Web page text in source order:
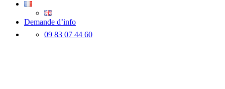
Demande d’info
09 83 07 44 60